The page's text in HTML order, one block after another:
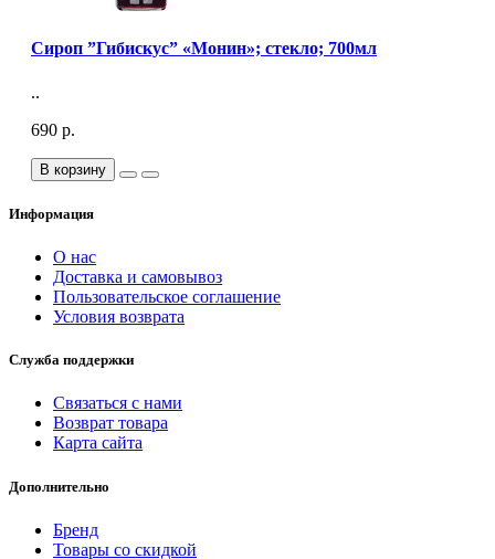
Сироп ”Гибискус” «Монин»; стекло; 700мл
..
690 р.
В корзину
Информация
О нас
Доставка и самовывоз
Пользовательское соглашение
Условия возврата
Служба поддержки
Связаться с нами
Возврат товара
Карта сайта
Дополнительно
Бренд
Товары со скидкой